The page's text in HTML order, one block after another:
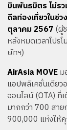
บินพันธมิตร ไม่รว
ดีลท่องเที่ยวในช่
ตุลาคม 2567 (ผู้
หลังหมดเวลาโปร
ษัทฯ)
AirAsia MOVEม
แอปพลิเคชั่นเดียว
ออนไลน์ (OTA) ที่
มากกว่า 700 สาย
900,000 แห่งให้